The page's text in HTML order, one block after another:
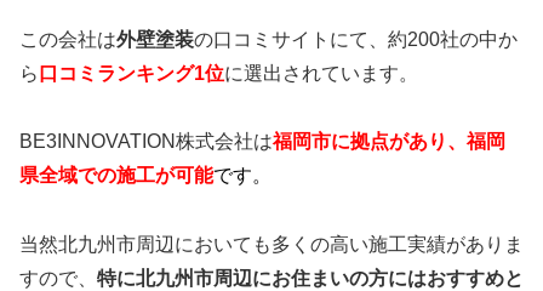
この会社は外壁塗装の口コミサイトにて、約200社の中か
ら 口コミランキング1位に選出されています。
BE3INNOVATION株式会社は福岡市に拠点があり、福岡
県全域での施工が可能です。
当然北九州市周辺においても多くの高い施工実績がありま
すので、 特に北九州市周辺にお住まいの方にはおすすめと